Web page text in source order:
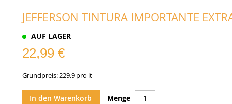
JEFFERSON TINTURA IMPORTANTE
AUF LAGER
22,99 €
Grundpreis: 229.9 pro lt
Menge
In den Warenkorb